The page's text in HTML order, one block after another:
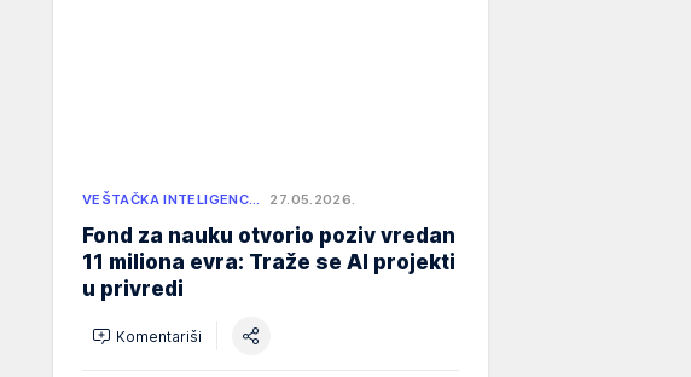
VEŠTAČKA INTELIGENC… 27.05.2026.
Fond za nauku otvorio poziv vredan
11 miliona evra: Traže se AI projekti
u privredi
Komentariši